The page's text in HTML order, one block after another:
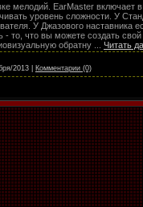
мелодий. EarMaster включает
уровень сложности. У
У Джазового наставника
то, что вы можете создать
обратну
Читать
2013 Комментарии (0)